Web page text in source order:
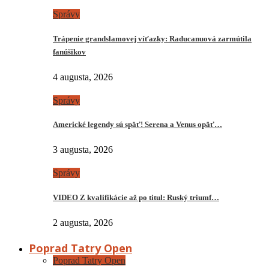
Správy
Trápenie grandslamovej víťazky: Raducanuová zarmútila
fanúšikov
4 augusta, 2026
Správy
Americké legendy sú späť! Serena a Venus opäť…
3 augusta, 2026
Správy
VIDEO Z kvalifikácie až po titul: Ruský triumf…
2 augusta, 2026
Poprad Tatry Open
Poprad Tatry Open